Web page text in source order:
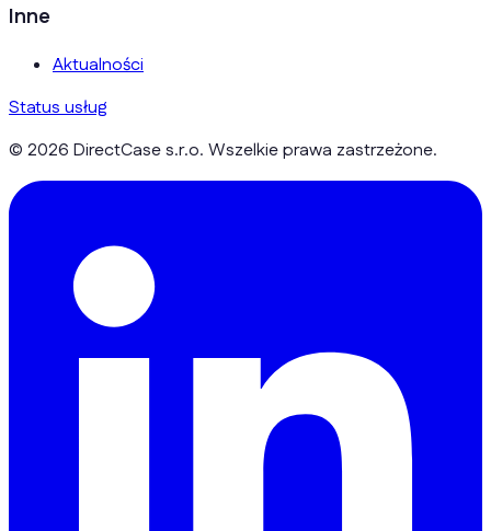
Inne
Aktualności
Status usług
© 2026 DirectCase s.r.o. Wszelkie prawa zastrzeżone.